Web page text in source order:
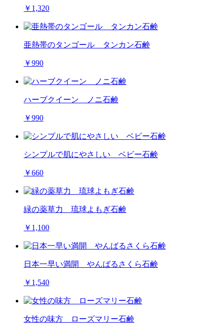
￥1,320
亜熱帯のタンゴール タンカン石鹸
￥990
ハーブクイーン ノニ石鹸
￥990
シンプルで肌にやさしい ベビー石鹸
￥660
緑の薬草力 琉球よもぎ石鹸
￥1,100
日本一早い満開 やんばるさくら石鹸
￥1,540
女性の味方 ローズマリー石鹸